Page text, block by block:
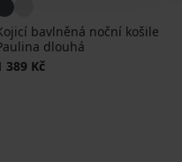
bavlněná noční košile
dlouhá
389 Kč